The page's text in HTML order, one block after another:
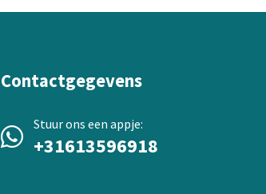
gekozen
productpagina
Contactgegevens
Stuur ons een appje:
+31613596918